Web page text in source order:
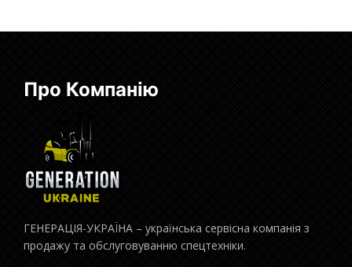
Про Компанію
ГЕНЕРАЦІЯ-УКРАЇНА – українська сервісна компанія з
продажу та обслуговуванню спецтехніки.